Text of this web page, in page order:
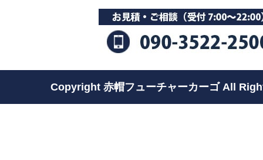
Copyright 赤帽フューチャーカーゴ All